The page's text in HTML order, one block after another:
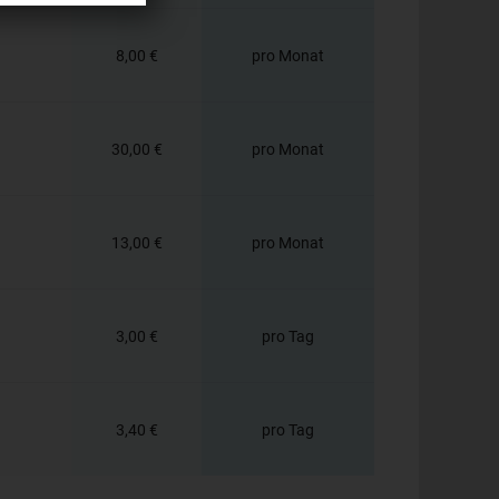
8,00 € pro Monat
30,00 € pro Monat
13,00 € pro Monat
3,00 € pro Tag
3,40 € pro Tag